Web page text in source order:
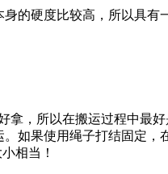
身的硬度比较高，所以具
所以在搬运过程中最好是两
果使用绳子打结固定
当！